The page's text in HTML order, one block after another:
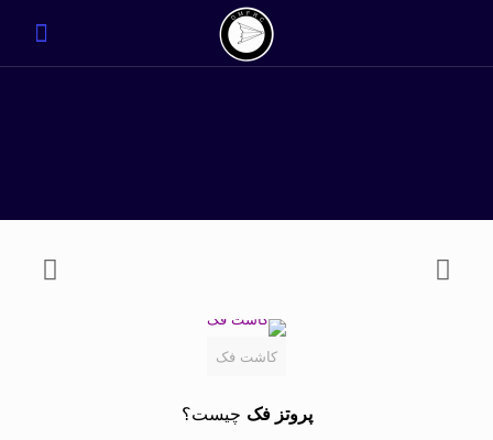
کاشت فک
پروتز فک چیست؟